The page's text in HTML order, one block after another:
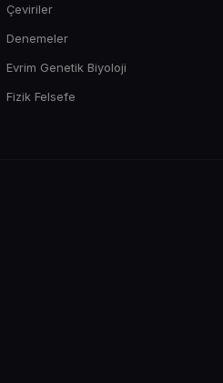
Çeviriler
Denemeler
Evrim Genetik Biyoloji
Fizik Felsefe